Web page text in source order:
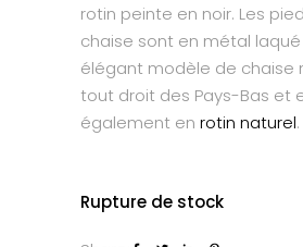
rotin peinte en noir. Les
chaise sont en métal laqué
élégant modèle de chaise
tout droit des Pays-Bas et
également en rotin naturel.
Rupture de stock